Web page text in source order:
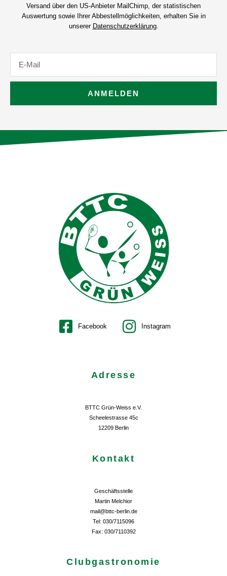
Versand über den US-Anbieter MailChimp, der statistischen
Auswertung sowie Ihrer Abbestellmöglichkeiten, erhalten Sie in
unserer Datenschutzerklärung.
Mail
ANMELDEN
Facebook Instagram
Adresse
BTTC Grün-Weiss e.V.
Scheelestrasse 45c
12209 Berlin
Kontakt
Geschäftsstelle
Martin Melchior
mail@bttc-berlin.de
Tel: 030/7115096
Fax: 030/7110392
Clubgastronomie